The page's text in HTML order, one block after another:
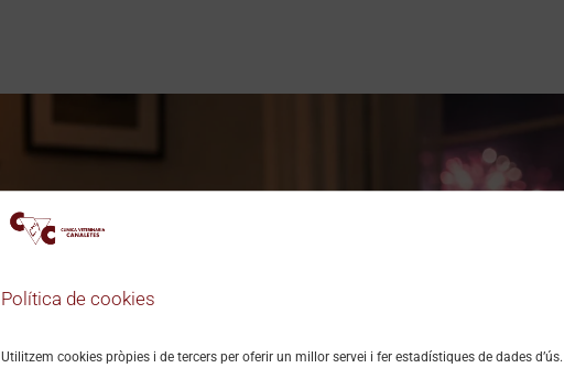
Política de cookies
Utilitzem cookies pròpies i de tercers per oferir un millor servei i fer estadístiques de dades d’ús.